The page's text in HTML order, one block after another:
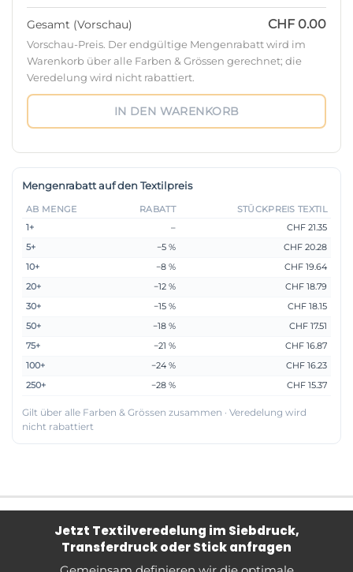
Gesamt (Vorschau) CHF 0.00
Vorschau-Preis. Der endgültige Mengenrabatt wird im
Warenkorb über alle Farben & Grössen gerechnet; die
Veredelung wird nicht rabattiert.
IN DEN WARENKORB
Mengenrabatt auf den Textilpreis
AB MENGE RABATT
STÜCKPREIS TEXTIL
1+
–
CHF 21.35
5+
−5 %
CHF 20.28
10+
−8 %
CHF 19.64
20+
−12 %
CHF 18.79
30+
−15 %
CHF 18.15
50+
−18 %
CHF 17.51
75+
−21 %
CHF 16.87
100+
−24 %
CHF 16.23
250+
−28 % CHF 15.37
Gilt über alle Farben & Grössen zusammen · Veredelung wird
nicht rabattiert
Jetzt Textilveredelung im Siebdruck,
Transferdruck oder Stick anfragen